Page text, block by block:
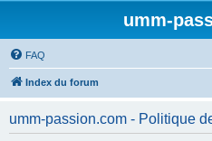
umm-
FAQ
Index du forum
umm-passion.com - Politique